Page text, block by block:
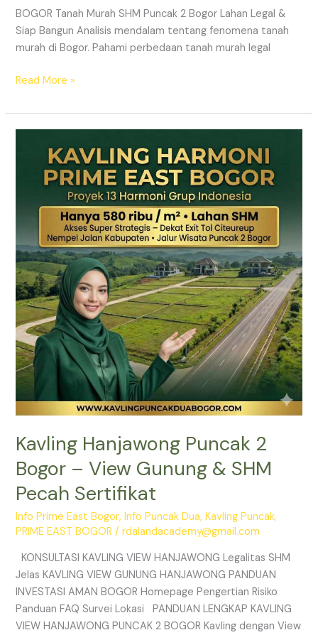
BOGOR Tanah Murah SHM Puncak 2 Bogor Lahan Legal &
Siap Bangun Analisis mendalam tentang fenomena tanah
murah di Bogor. Pahami perbedaan tanah murah legal
Read More »
Kavling Hanjawong Puncak 2
Bogor – View Gunung & SHM
Pecah Sertifikat
Info Prime East Bogor,Info Puncak Dua,Kavling Puncak,
PRIME EAST BOGOR /rdalandacademy@gmail.com
KONSULTASI KAVLING VIEW HANJAWONG Legalitas SHM
Jelas KAVLING VIEW GUNUNG HANJAWONG PANDUAN
INVESTASI AMAN BOGOR Homepage Pengertian Risiko
Panduan FAQ Survei Lokasi PANDUAN LENGKAP KAVLING
VIEW HANJAWONG PUNCAK 2 BOGOR Kavling dengan View
Hanjawong
Puncak
Bogor
Gunung
&
SHM
Pecah
Sertifikat